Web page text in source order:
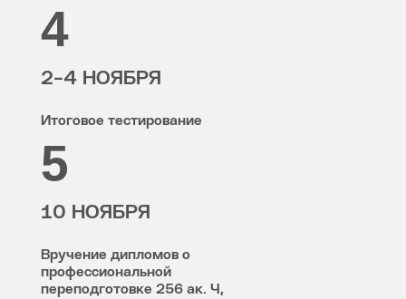
4
2-4 НОЯБРЯ
Итоговое тестирование
5
10 НОЯБРЯ
Вручение дипломов о
профессиональной
переподготовке 256 ак. Ч,